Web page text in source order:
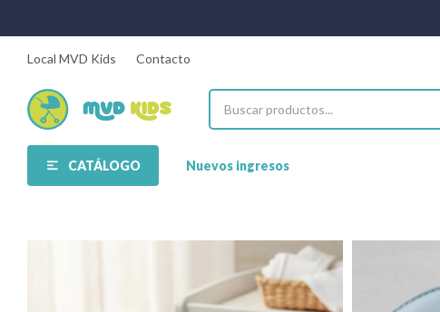
CATÁLOGO Nuevos ingresos
Local MVD Kids Contacto